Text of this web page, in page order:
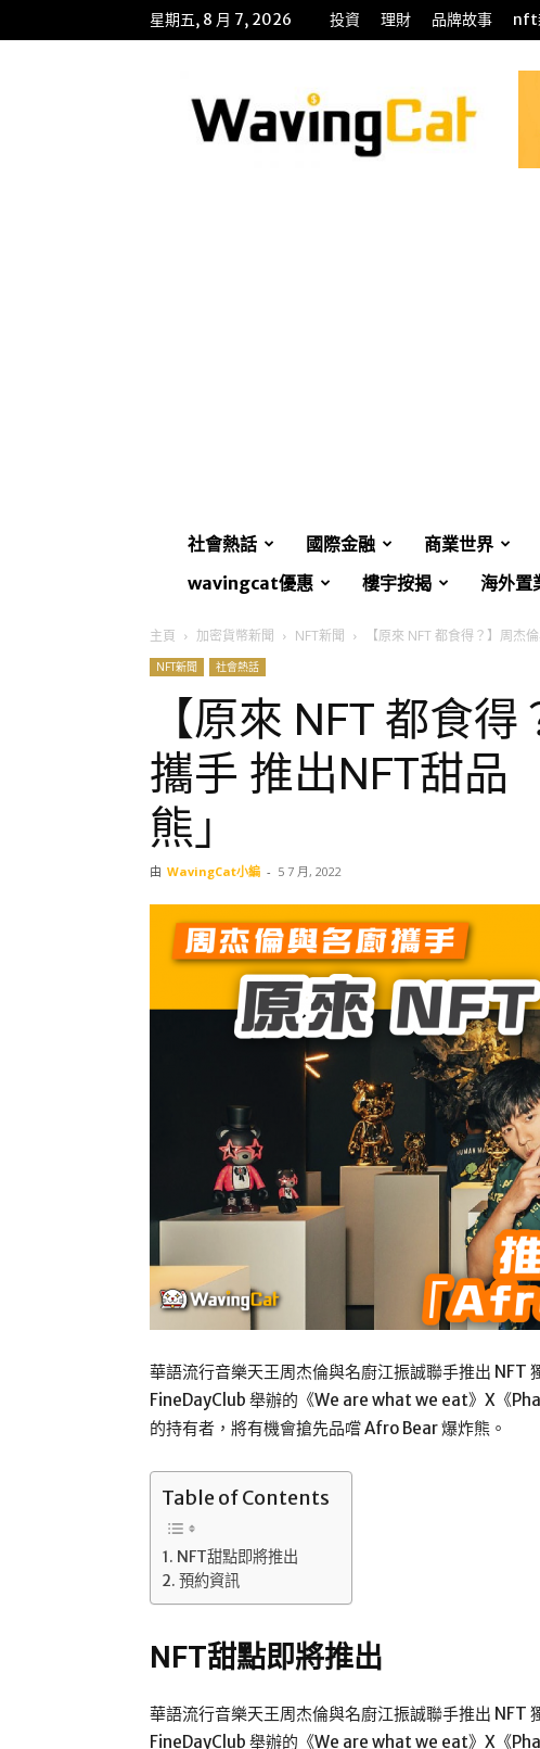
星期五, 8 月 7, 2026 投資 理財 品牌故事 nft
招
財
貓
社會熱話 國際金融 商業世界
wavingcat優惠
樓宇按揭 海外置
主頁 加密貨幣新聞 NFT新聞 【原來 NFT 都食得？】周杰
NFT新聞 社會熱話
【原來 NFT 都食
攜手 推出NFT甜品
熊」
由 WavingCat小編 - 5 7 月, 2022
華語流行音樂天王周杰倫與名廚江振誠聯手推出 NFT
FineDayClub 舉辦的《We are what we eat》X《
的持有者，將有機會搶先品嚐 Afro Bear 爆炸熊。
Table of Contents
NFT甜點即將推出
預約資訊
NFT甜點即將推出
華語流行音樂天王周杰倫與名廚江振誠聯手推出 NFT
FineDayClub 舉辦的《We are what we eat》X《